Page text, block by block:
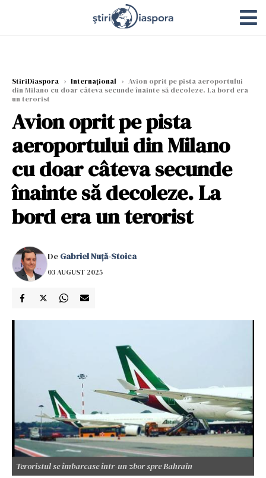
StiriDiaspora › Internațional › Avion oprit pe pista aeroportului
din Milano cu doar câteva secunde înainte să decoleze. La bord era
un terorist
Avion oprit pe pista
aeroportului din Milano
cu doar câteva secunde
înainte să decoleze. La
bord era un terorist
De Gabriel Nuță-Stoica
03 AUGUST 2025
Teroristul se îmbarcase într-un zbor spre Bahrain